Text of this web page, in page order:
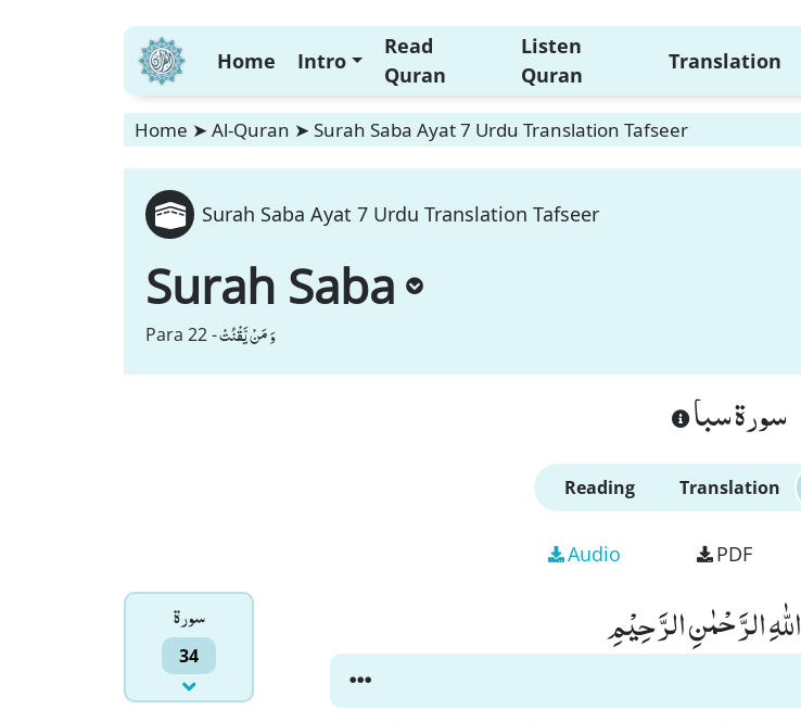
Home Intro
Read
Quran
Listen
Quran
Translation
Home ➤ Al-Quran ➤ Surah Saba Ayat 7 Urdu Translation Tafseer
Surah Saba Ayat 7 Urdu Translation Tafseer
Surah Saba
Para 22 -وَ مَنْ یَّقْنُتْ
سورة سبا
Reading Translation
Audio PDF
سورۃ
34
الرَّحْمٰنِ الرَّحِیْمِ